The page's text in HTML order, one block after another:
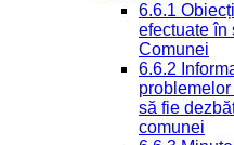
6.6.1
efectuate în
Comunei
6.6.2
să fie
comunei